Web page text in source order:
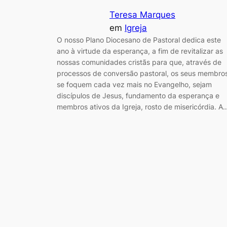
Teresa Marques
em Igreja
O nosso Plano Diocesano de Pastoral dedica este
ano à virtude da esperança, a fim de revitalizar as
nossas comunidades cristãs para que, através de
processos de conversão pastoral, os seus
se foquem cada vez mais no Evangelho, sejam
discípulos de Jesus, fundamento da esperança e
membros ativos da Igreja, rosto de misericórdia.